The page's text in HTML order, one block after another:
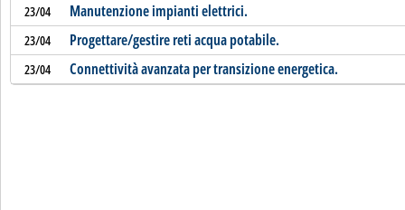
23/04 Manutenzione impianti elettrici.
23/04 Progettare/gestire reti acqua potabile.
23/04 Connettività avanzata per transizione energetica.